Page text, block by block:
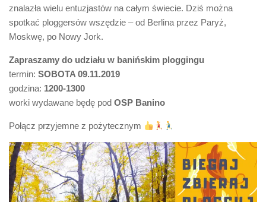
znalazła wielu entuzjastów na całym świecie. Dziś można
spotkać ploggersów wszędzie – od Berlina przez Paryż,
Moskwę, po Nowy Jork.
Zapraszamy do udziału w banińskim ploggingu
termin: SOBOTA 09.11.2019
godzina: 1200-1300
worki wydawane będę pod OSP Banino
Połącz przyjemne z pożytecznym